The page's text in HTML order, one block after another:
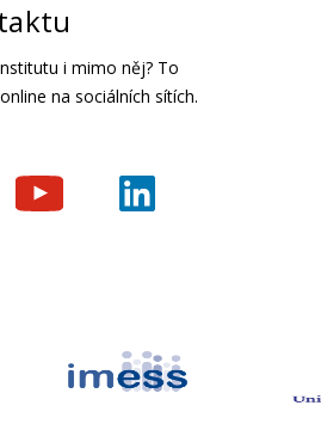
i mimo něj? To
na sociálních sítích.